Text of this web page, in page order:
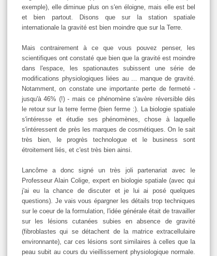
exemple), elle diminue plus on s'en éloigne, mais elle est bel
et bien partout. Disons que sur la station spatiale
internationale la gravité est bien moindre que sur la Terre.
Mais contrairement à ce que vous pouvez penser, les
scientifiques ont constaté que bien que la gravité est moindre
dans l'espace, les spationautes subissent une série de
modifications physiologiques liées au ... manque de gravité.
Notamment, on constate une importante perte de fermeté -
jusqu'à 46% (!) - mais ce phénomène s'avère réversible dès
le retour sur la terre ferme (bien ferme :). La biologie spatiale
s'intéresse et étudie ses phénomènes, chose à laquelle
s'intéressent de près les marques de cosmétiques. On le sait
très bien, le progrès technologue et le business sont
étroitement liés, et c'est très bien ainsi.
Lancôme a donc signé un très joli partenariat avec le
Professeur Alain Colige, expert en biologie spatiale (avec qui
j'ai eu la chance de discuter et je lui ai posé quelques
questions). Je vais vous épargner les détails trop techniques
sur le coeur de la formulation, l'idée générale était de travailler
sur les lésions cutanées subies en absence de gravité
(fibroblastes qui se détachent de la matrice extracellulaire
environnante), car ces lésions sont similaires à celles que la
peau subit au cours du vieillissement physiologique normale.